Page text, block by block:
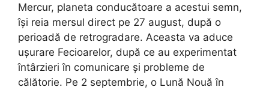
Mercur, planeta conducătoare a acestui semn,
își reia mersul direct pe 27 august, după o
perioadă de retrogradare. Aceasta va aduce
ușurare Fecioarelor, după ce au experimentat
întârzieri în comunicare și probleme de
călătorie. Pe 2 septembrie, o Lună Nouă în